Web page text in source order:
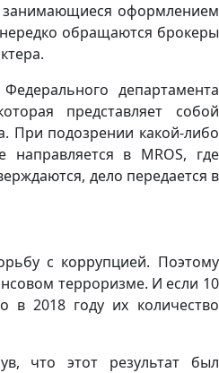
занимающиеся оформлением
нередко обращаются брокеры
департамента
представляет собой
При подозрении какой-либо
в MROS, где
дело передается в
с коррупцией. Поэтому
терроризме. И если 10
в 2018 году их количество
что этот результат был